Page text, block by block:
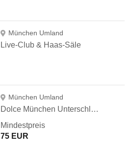
München Umland
Live-Club & Haas-Säle
München Umland
Dolce München Unterschleissheim
Mindestpreis
75 EUR